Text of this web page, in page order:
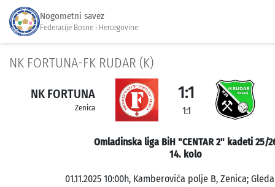
Nogometni savez
Federacije Bosne i Hercegovine
NK FORTUNA-FK RUDAR (K)
NK FORTUNA
Zenica
1:1
1:1
Omladinska liga BiH "CENTAR 2" kadeti 25/
14. kolo
01.11.2025 10:00h, Kamberovića polje B, Zenica;